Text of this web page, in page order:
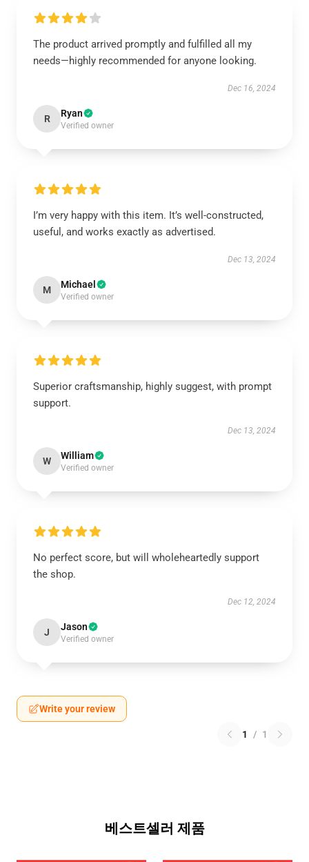
The product arrived promptly and fulfilled all my
needs—highly recommended for anyone looking.
Dec 16, 2024
R Ryan
Verified owner
I’m very happy with this item. It’s well-constructed,
useful, and works exactly as advertised.
Dec 13, 2024
M Michael
Verified owner
Superior craftsmanship, highly suggest, with prompt
support.
Dec 13, 2024
W William
Verified owner
No perfect score, but will wholeheartedly support
the shop.
Dec 12, 2024
J Jason
Verified owner
Write your review
1 / 1
베스트셀러 제품